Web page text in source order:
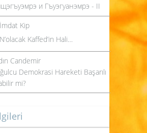
и Гъуэгуанэмрэ - II
İmdat Kip
N’olacak Kaffed’in Hali…
Candemir
Demokrasi Hareketi Başarılı
mi?